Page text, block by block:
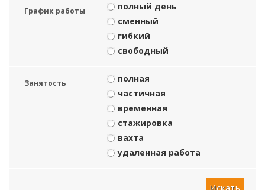
График работы
полный день
сменный
гибкий
свободный
Занятость
полная
частичная
временная
стажировка
вахта
удаленная работа